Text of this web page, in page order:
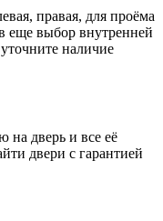
правая, для проёма
еще выбор внутренней
наличие
на дверь и все её
двери с гарантией